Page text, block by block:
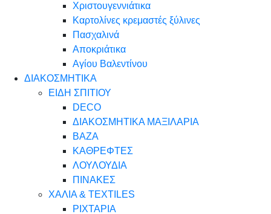
Χριστουγεννιάτικα
Καρτολίνες κρεμαστές ξύλινες
Πασχαλινά
Αποκριάτικα
Αγίου Βαλεντίνου
ΔΙΑΚΟΣΜΗΤΙΚΑ
ΕΙΔΗ ΣΠΙΤΙΟΥ
DECO
ΔΙΑΚΟΣΜΗΤΙΚΑ ΜΑΞΙΛΑΡΙΑ
ΒΑΖΑ
ΚΑΘΡΕΦΤΕΣ
ΛΟΥΛΟΥΔΙΑ
ΠΙΝΑΚΕΣ
ΧΑΛΙΑ & TEXTILES
ΡΙΧΤΑΡΙΑ